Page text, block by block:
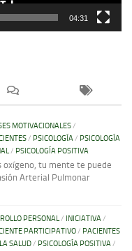
04:31
MOTIVACIONALES/
/ PSICOLOGÍA/ PSICOLOGÍA
/ PSICOLOGÍA POSITIVA
oxígeno, tu mente te puede
Arterial Pulmonar
PERSONAL/ INICIATIVA/
PARTICIPATIVO/ PACIENTES
SALUD/ PSICOLOGÍA POSITIVA/